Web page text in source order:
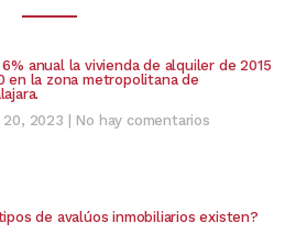
anual la vivienda de alquiler de 2015
en la zona metropolitana de
20, 2023
No hay comentarios
de avalúos inmobiliarios existen?